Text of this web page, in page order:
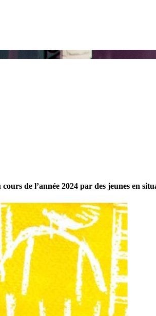
de l’année 2024 par des jeunes en